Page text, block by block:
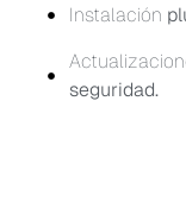
Instalación
seguridad.